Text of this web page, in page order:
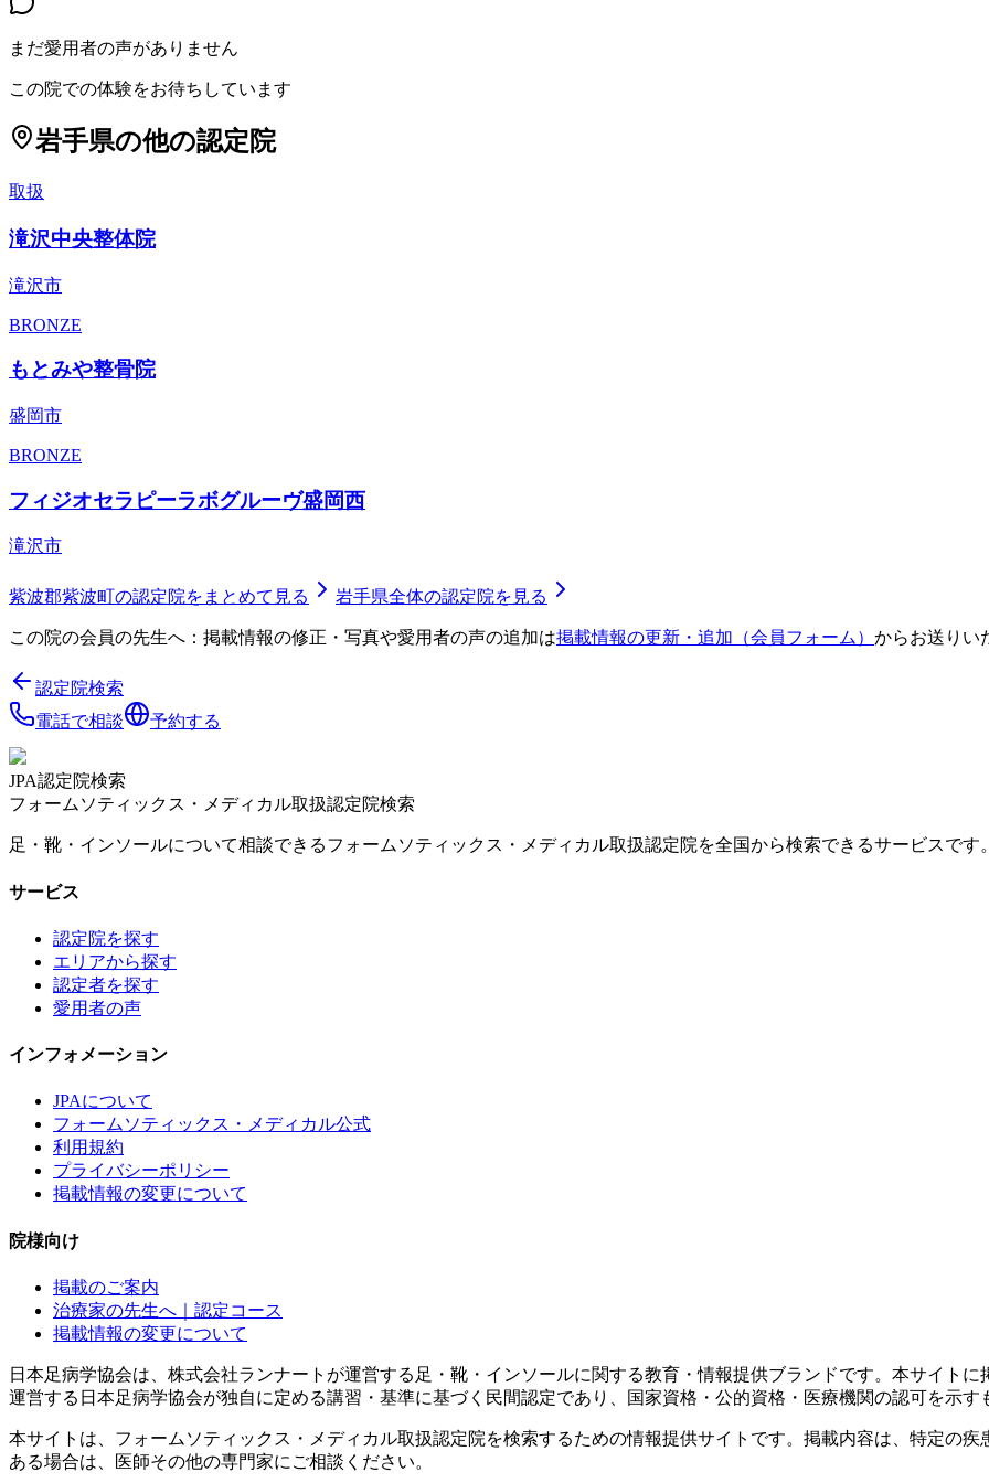
まだ愛用者の声がありません
この院での体験をお待ちしています
岩手県の他の認定院
取扱
滝沢中央整体院
滝沢市
BRONZE
もとみや整骨院
盛岡市
BRONZE
フィジオセラピーラボグルーヴ盛岡西
滝沢市
紫波郡紫波町の認定院をまとめて見る 岩手県全体の認定院を見る
この院の会員の先生へ：掲載情報の修正・写真や愛用者の声の追加は掲載情報の更新・追加（会員フォーム） からお送りい
認定院検索
電話で相談
予約する
JPA認定院検索
フォームソティックス・メディカル取扱認定院検索
足・靴・インソールについて相談できるフォームソティックス・メディカル取扱認定院を全国から検索できるサービスです。
サービス
認定院を探す
エリアから探す
認定者を探す
愛用者の声
インフォメーション
JPAについて
フォームソティックス・メディカル公式
利用規約
プライバシーポリシー
掲載情報の変更について
院様向け
掲載のご案内
治療家の先生へ｜認定コース
掲載情報の変更について
日本足病学協会は、株式会社ランナートが運営する足・靴・インソールに関する教育・情報提供ブランドです。本サイト
運営する日本足病学協会が独自に定める講習・基準に基づく民間認定であり、国家資格・公的資格・医療機関の認可を示す
本サイトは、フォームソティックス・メディカル取扱認定院を検索するための情報提供サイトです。掲載内容は、特定の
ある場合は、医師その他の専門家にご相談ください。